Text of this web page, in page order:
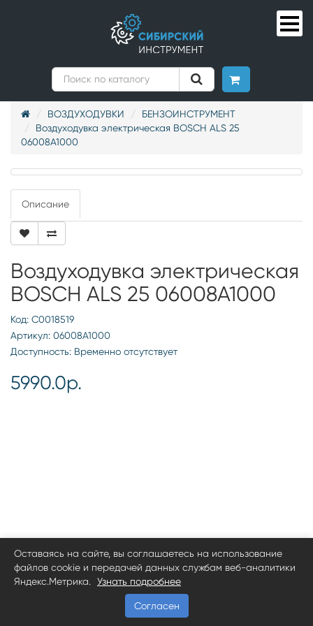
ВОЗДУХОДУВКИ
БЕНЗОИНСТРУМЕНТ
Воздуходувка электрическая BOSCH ALS 25
06008А1000
Описание
Воздуходувка электрическая
BOSCH ALS 25 06008А1000
Код: С0018519
Артикул: 06008А1000
Доступность: Временно отсутствует
5990.0р.
Оставаясь на сайте, вы соглашаетесь на использование
файлов cookie и передачей данных службам веб-аналитики
Яндекс.Метрика.
Узнать подробнее
Согласен